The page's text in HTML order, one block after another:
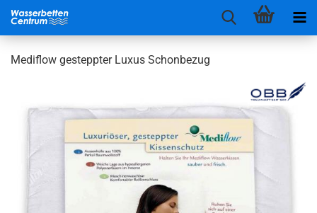
Mediflow gesteppter Luxus Schonbezug